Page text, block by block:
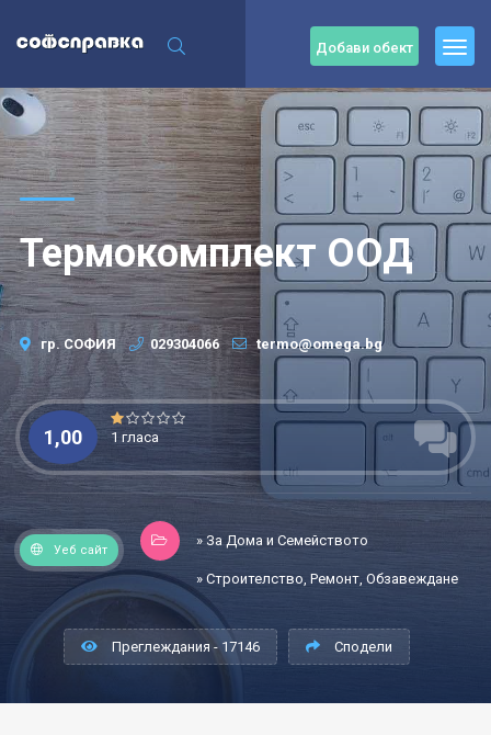
Добави обект
Термокомплект ООД
гр. СОФИЯ 029304066 termo@omega.bg
1,00 1 гласа
Уеб сайт
» За Дома и Семейството
» Строителство, Ремонт, Обзавеждане
Преглеждания - 17146 Сподели